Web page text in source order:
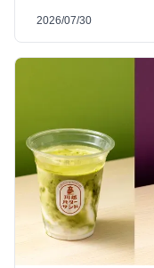
2026/07/30